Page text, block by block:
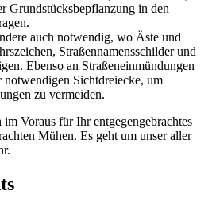
Grundstücksbepflanzung in den
auch notwendig, wo Äste und
Straßennamensschilder und
Ebenso an Straßeneinmündungen
Sichtdreiecke, um
zu vermeiden.
Voraus für Ihr entgegengebrachtes
Mühen. Es geht um unser aller